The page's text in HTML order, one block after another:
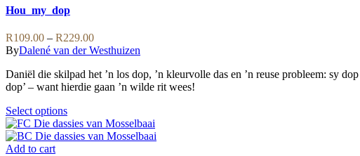
has
multiple
variants.
The
options
may
be
chosen
on
the
product
Hou_my_dop
R109.00 – R229.00Price
range:
through
R229.00
ByDalené van der Westhuizen
Daniël die skilpad het ’n los dop, ’n kleurvolle das en ’n reuse probleem: sy
dop’ – want hierdie gaan ’n wilde rit wees!
Select optionsThis
product
has
Add to cart